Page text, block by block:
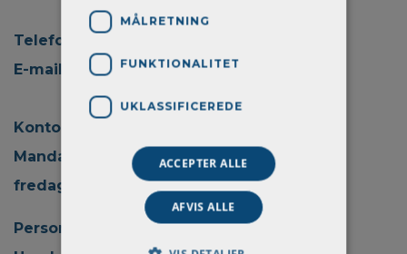
Telefon: + 45 70 22 45 30
E-mail:
info@aprokom.dk
Kontortid:
Mandag - torsdag kl. 08.00 - 15.00
fredag kl. 08.00 - 14.00
Persondatapolitik
MÅLRETNING
FUNKTIONALITET
UKLASSIFICEREDE
ACCEPTER ALLE
AFVIS ALLE